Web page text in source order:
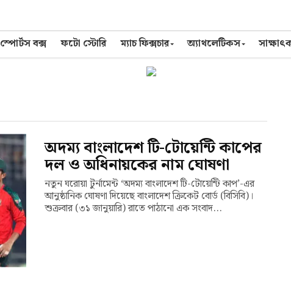
স্পোর্টস বক্স ফটো স্টোরি ম্যাচ ফিক্সচার অ্যাথলেটিকস
অদম্য বাংলাদেশ টি-টোয়েন্টি কাপের
দল ও অধিনায়কের নাম ঘোষণা
নতুন ঘরোয়া টুর্নামেন্ট ‘অদম্য বাংলাদেশ টি-টোয়েন্টি কাপ’-এর
আনুষ্ঠানিক ঘোষণা দিয়েছে বাংলাদেশ ক্রিকেট বোর্ড (বিসিবি)।
শুক্রবার (৩১ জানুয়ারি) রাতে পাঠানো এক সংবাদ...